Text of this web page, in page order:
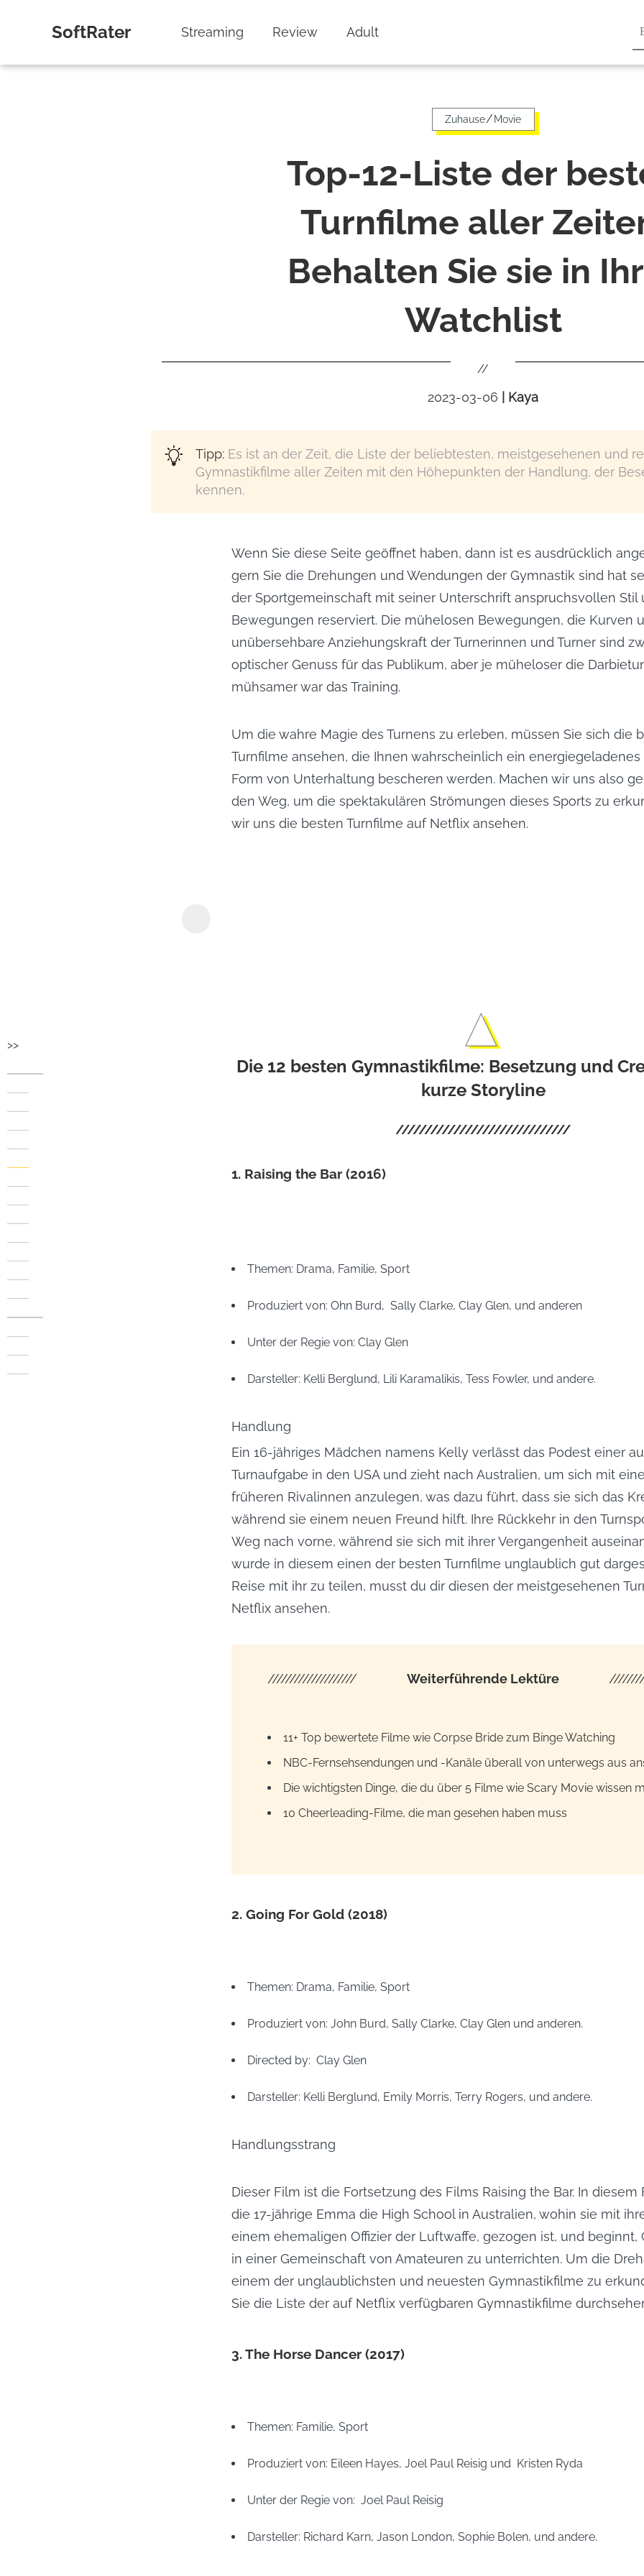
SoftRater Streaming Review Adult
>>
Zuhause/ Movie
Top-12-Liste der
Turnfilme aller
Behalten Sie sie in
Watchlist
//
2023-03-06 Kaya
Tipp: Es ist an der Zeit, die Liste der beliebtesten, meistgesehenen und
Gymnastikfilme aller Zeiten mit den Höhepunkten der Handlung, der
kennen.
Wenn Sie diese Seite geöffnet haben, dann ist es ausdrücklich
gern Sie die Drehungen und Wendungen der Gymnastik sind hat
der Sportgemeinschaft mit seiner Unterschrift anspruchsvollen Stil
Bewegungen reserviert. Die mühelosen Bewegungen, die Kurven
unübersehbare Anziehungskraft der Turnerinnen und Turner sind
optischer Genuss für das Publikum, aber je müheloser die
mühsamer war das Training.
Um die wahre Magie des Turnens zu erleben, müssen Sie sich die
Turnfilme ansehen, die Ihnen wahrscheinlich ein energiegeladenes
Form von Unterhaltung bescheren werden. Machen wir uns also
den Weg, um die spektakulären Strömungen dieses Sports zu
wir uns die besten Turnfilme auf Netflix ansehen.
Die 12 besten Gymnastikfilme: Besetzung und
kurze Storyline
1. Raising the Bar (2016)
Themen: Drama, Familie, Sport
Produziert von: Ohn Burd, Sally Clarke, Clay Glen, und anderen
Unter der Regie von: Clay Glen
Darsteller: Kelli Berglund, Lili Karamalikis, Tess Fowler, und andere.
Handlung
Ein 16-jähriges Mädchen namens Kelly verlässt das Podest einer
Turnaufgabe in den USA und zieht nach Australien, um sich mit
früheren Rivalinnen anzulegen, was dazu führt, dass sie sich das
während sie einem neuen Freund hilft. Ihre Rückkehr in den
Weg nach vorne, während sie sich mit ihrer Vergangenheit
wurde in diesem einen der besten Turnfilme unglaublich gut
Reise mit ihr zu teilen, musst du dir diesen der meistgesehenen
Netflix ansehen.
//////////////////// Weiterführende Lektüre
11+ Top bewertete Filme wie Corpse Bride zum Binge Watching
NBC-Fernsehsendungen und -Kanäle überall von unterwegs aus
Die wichtigsten Dinge, die du über 5 Filme wie Scary Movie wissen
10 Cheerleading-Filme, die man gesehen haben muss
2. Going For Gold (2018)
Themen: Drama, Familie, Sport
Produziert von: John Burd, Sally Clarke, Clay Glen und anderen.
Directed by: Clay Glen
Darsteller: Kelli Berglund, Emily Morris, Terry Rogers, und andere.
Handlungsstrang
Dieser Film ist die Fortsetzung des Films Raising the Bar. In
die 17-jährige Emma die High School in Australien, wohin sie mit
einem ehemaligen Offizier der Luftwaffe, gezogen ist, und beginnt,
in einer Gemeinschaft von Amateuren zu unterrichten. Um die
einem der unglaublichsten und neuesten Gymnastikfilme zu
Sie die Liste der auf Netflix verfügbaren Gymnastikfilme
3. The Horse Dancer (2017)
Themen: Familie, Sport
Produziert von: Eileen Hayes, Joel Paul Reisig und Kristen Ryda
Unter der Regie von: Joel Paul Reisig
Darsteller: Richard Karn, Jason London, Sophie Bolen, und andere.